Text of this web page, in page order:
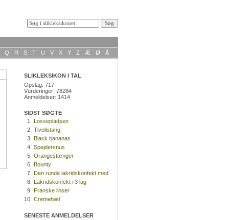
Q R S T U V X Y Z Æ Ø Å
SLIKLEKSIKON I TAL
Opslag: 717
Vurderinger: 78284
Anmeldelser: 1414
SIDST SØGTE
1.
Lossepladsen
2. Tivolistang
3. Black bananas
4. Spejdersnus
5. Orangestænger
6. Bounty
7. Den runde lakridskonfekt med
kokosnød
8. Lakridskonfekt i 3 lag
9. Franske linser
10. Cremehæl
SENESTE ANMELDELSER